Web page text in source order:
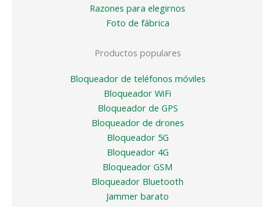
Razones para elegirnos
Foto de fábrica
Productos populares
Bloqueador de teléfonos móviles
Bloqueador WiFi
Bloqueador de GPS
Bloqueador de drones
Bloqueador 5G
Bloqueador 4G
Bloqueador GSM
Bloqueador Bluetooth
Jammer barato